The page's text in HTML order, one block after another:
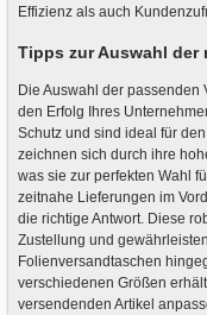
Effizienz als auch
Tipps zur Auswahl der
Die Auswahl der passenden
den Erfolg Ihres
Schutz und sind ideal für
zeichnen sich durch ihre
was sie zur perfekten Wahl
zeitnahe Lieferungen im
die richtige Antwort. Diese
Zustellung und
Folienversandtaschen
verschiedenen Größen
versendenden Artikel